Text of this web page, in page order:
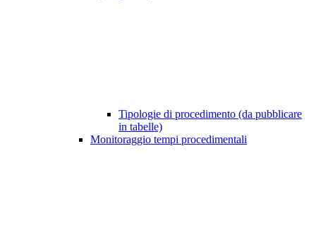
Tipologie di procedimento (da pubblicare
in tabelle)
Monitoraggio tempi procedimentali